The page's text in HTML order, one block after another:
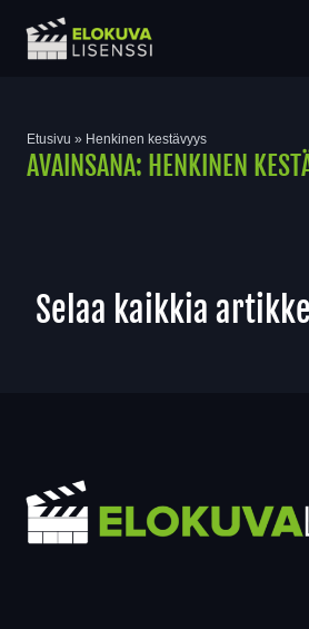
Etusivu » Henkinen kestävyys
AVAINSANA: HENKINEN
Selaa kaikkia